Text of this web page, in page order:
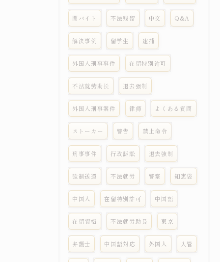
闇バイト 不法残留 中文 Q&A
解決事例 留学生 逮捕
外国人刑事事件 在留特别许可
不法就劳助长 退去强制
外国人刑事案件 律师 よくある質問
ストーカー 警告 禁止命令
刑事事件 行政訴訟 退去強制
強制送還 不法就労 警察 知恵袋
中国人 在留特別許可 中国語
在留資格 不法就労助長 東京
弁護士 中国語対応 外国人 入管